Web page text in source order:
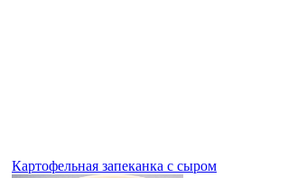
Картофельная запеканка с сыром